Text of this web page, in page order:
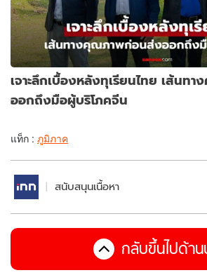
เจาะลึกเบื้องหลังทุเรียนไทย เส้นท
ออกถึงมือผู้บริโภคจีน
แท็ก : ภูมิภาค
สนับสนุนเนื้อหา
กลับขึ้นไปด้า